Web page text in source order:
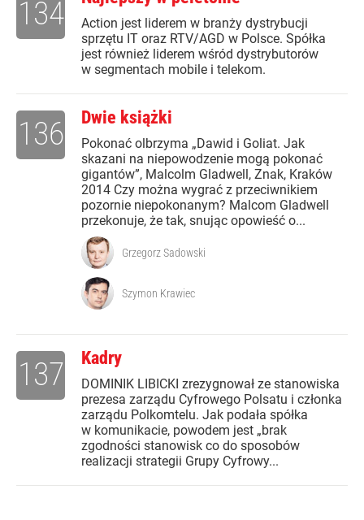
Action jest liderem w branży dystrybucji
sprzętu IT oraz RTV/AGD w Polsce. Spółka
jest również liderem wśród dystrybutorów
w segmentach mobile i telekom.
134
Dwie książki
Pokonać olbrzyma „Dawid i Goliat. Jak
skazani na niepowodzenie mogą pokonać
gigantów”, Malcolm Gladwell, Znak, Kraków
2014 Czy można wygrać z przeciwnikiem
pozornie niepokonanym? Malcom Gladwell
przekonuje, że tak, snując opowieść o...
136
Grzegorz Sadowski
Szymon Krawiec
Kadry
DOMINIK LIBICKI zrezygnował ze stanowiska
prezesa zarządu Cyfrowego Polsatu i członka
zarządu Polkomtelu. Jak podała spółka
w komunikacie, powodem jest „brak
zgodności stanowisk co do sposobów
realizacji strategii Grupy Cyfrowy...
137